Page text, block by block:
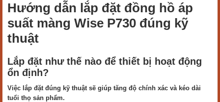
Hướng dẫn lắp đặt đồng hồ áp
suất màng Wise P730 đúng kỹ
thuật
Lắp đặt như thế nào để thiết bị hoạt động
ổn định?
Việc lắp đặt đúng kỹ thuật sẽ giúp tăng độ chính xác và kéo dài
tuổi thọ sản phẩm.